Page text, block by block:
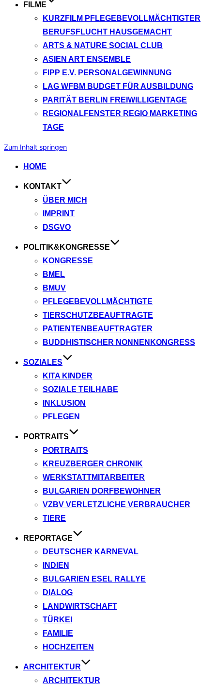
FILME
KURZFILM PFLEGEBEVOLLMÄCHTIGTER
BERUFSFLUCHT HAUSGEMACHT
ARTS & NATURE SOCIAL CLUB
ASIEN ART ENSEMBLE
FIPP E.V. PERSONALGEWINNUNG
LAG WFBM BUDGET FÜR AUSBILDUNG
PARITÄT BERLIN FREIWILLIGENTAGE
REGIONALFENSTER REGIO MARKETING
TAGE
Zum Inhalt springen
HOME
KONTAKT
ÜBER MICH
IMPRINT
DSGVO
POLITIK&KONGRESSE
KONGRESSE
BMEL
BMUV
PFLEGEBEVOLLMÄCHTIGTE
TIERSCHUTZBEAUFTRAGTE
PATIENTENBEAUFTRAGTER
BUDDHISTISCHER NONNENKONGRESS
SOZIALES
KITA KINDER
SOZIALE TEILHABE
INKLUSION
PFLEGEN
PORTRAITS
PORTRAITS
KREUZBERGER CHRONIK
WERKSTATTMITARBEITER
BULGARIEN DORFBEWOHNER
VZBV VERLETZLICHE VERBRAUCHER
TIERE
REPORTAGE
DEUTSCHER KARNEVAL
INDIEN
BULGARIEN ESEL RALLYE
DIALOG
LANDWIRTSCHAFT
TÜRKEI
FAMILIE
HOCHZEITEN
ARCHITEKTUR
ARCHITEKTUR